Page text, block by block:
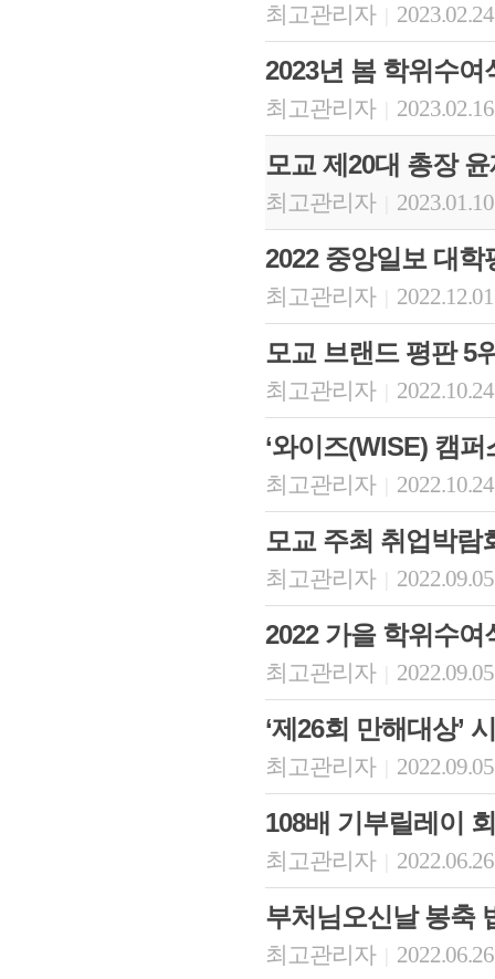
최고관리자
2023년 봄 학위수여
최고관리자
모교 제20대 총장
최고관리자
2022 중앙일보 대
최고관리자
모교 브랜드 평판 5
최고관리자
‘와이즈(WISE) 캠
최고관리자
모교 주최 취업박람
최고관리자
2022 가을 학위수여
최고관리자
‘제26회 만해대상’
최고관리자
108배 기부릴레이
최고관리자
부처님오신날 봉축
최고관리자